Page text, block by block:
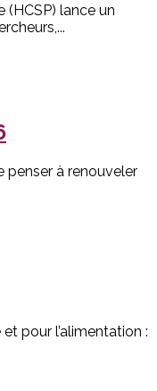
(HCSP) lance un
penser à renouveler
pour l’alimentation :